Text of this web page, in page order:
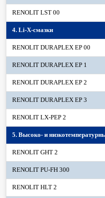
RENOLIT LST 00
4. Li-X-смазки
RENOLIT DURAPLEX EP 00
RENOLIT DURAPLEX EP 1
RENOLIT DURAPLEX EP 2
RENOLIT DURAPLEX EP 3
RENOLIT LX-PEP 2
5. Высоко- и
RENOLIT GHT 2
RENOLIT PU-FH 300
RENOLIT HLT 2